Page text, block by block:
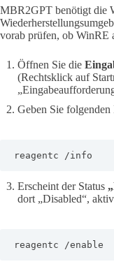
MBR2GPT benötigt die
vorab prüfen, ob WinRE
Öffnen Sie die
(Rechtsklick auf
Geben Sie
reagentc /info
Erscheint der Status
dort „Disabled“,
reagentc /enable